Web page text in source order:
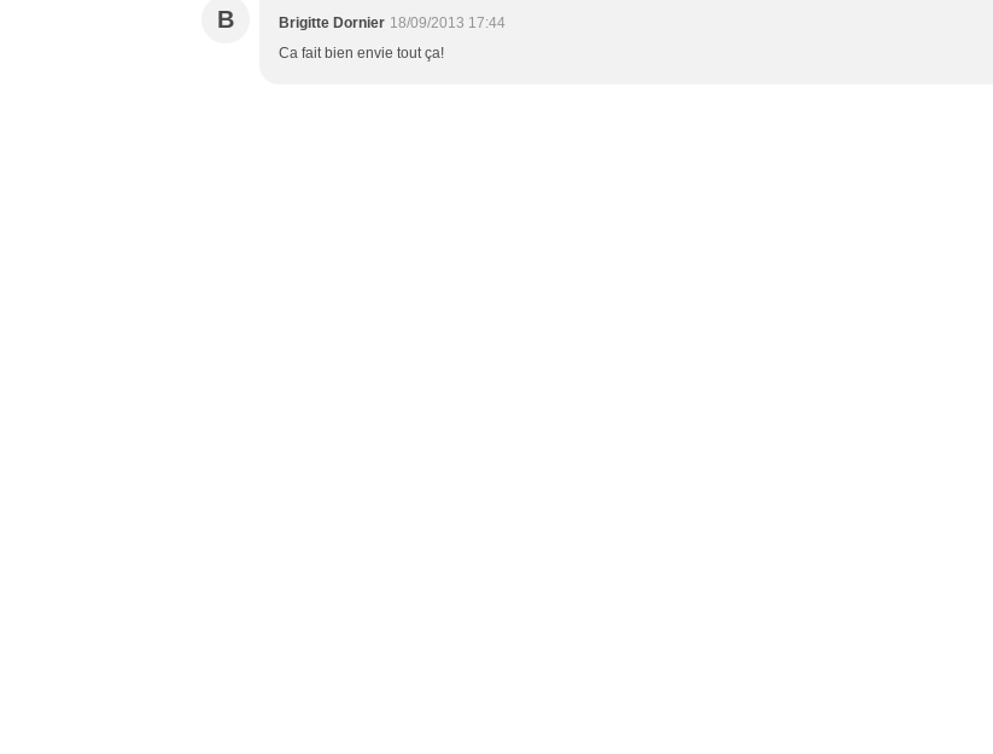
B Brigitte Dornier 18/09/2013 17:44
Ca fait bien envie tout ça!